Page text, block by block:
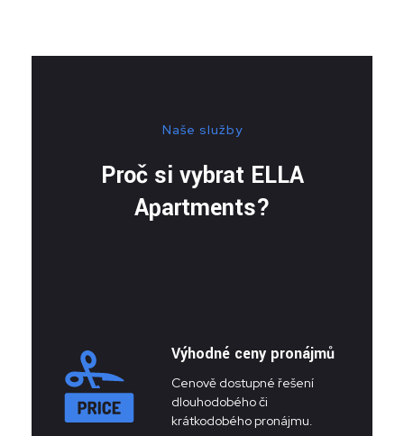
Naše služby
Proč si vybrat ELLA
Apartments?
Výhodné ceny pronájmů
Cenově dostupné řešení
dlouhodobého či
krátkodobého pronájmu.